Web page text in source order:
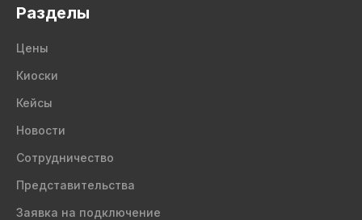
Разделы
Цены
Киоски
Кейсы
Новости
Сотрудничество
Представительства
Заявка на подключение